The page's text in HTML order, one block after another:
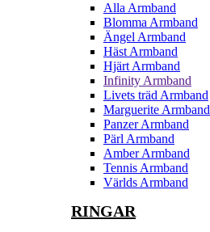
Alla Armband
Blomma Armband
Ängel Armband
Häst Armband
Hjärt Armband
Infinity Armband
Livets träd Armband
Marguerite Armband
Panzer Armband
Pärl Armband
Amber Armband
Tennis Armband
Världs Armband
RINGAR